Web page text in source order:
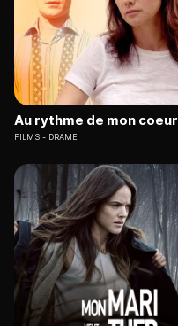
Au rythme de mon coeur
FILMS DRAME